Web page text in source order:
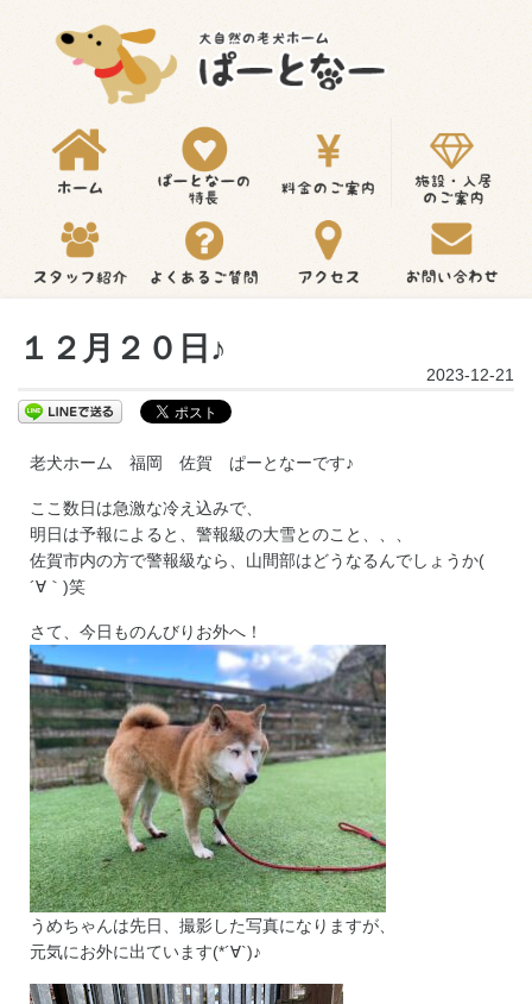
１２月２０日♪
2023-12-21
老犬ホーム 福岡 佐賀 ぱーとなーです♪
ここ数日は急激な冷え込みで、
明日は予報によると、警報級の大雪とのこと、、、
佐賀市内の方で警報級なら、山間部はどうなるんでしょうか(
´∀｀)笑
さて、今日ものんびりお外へ！
うめちゃんは先日、撮影した写真になりますが、
元気にお外に出ています(*´∀`)♪